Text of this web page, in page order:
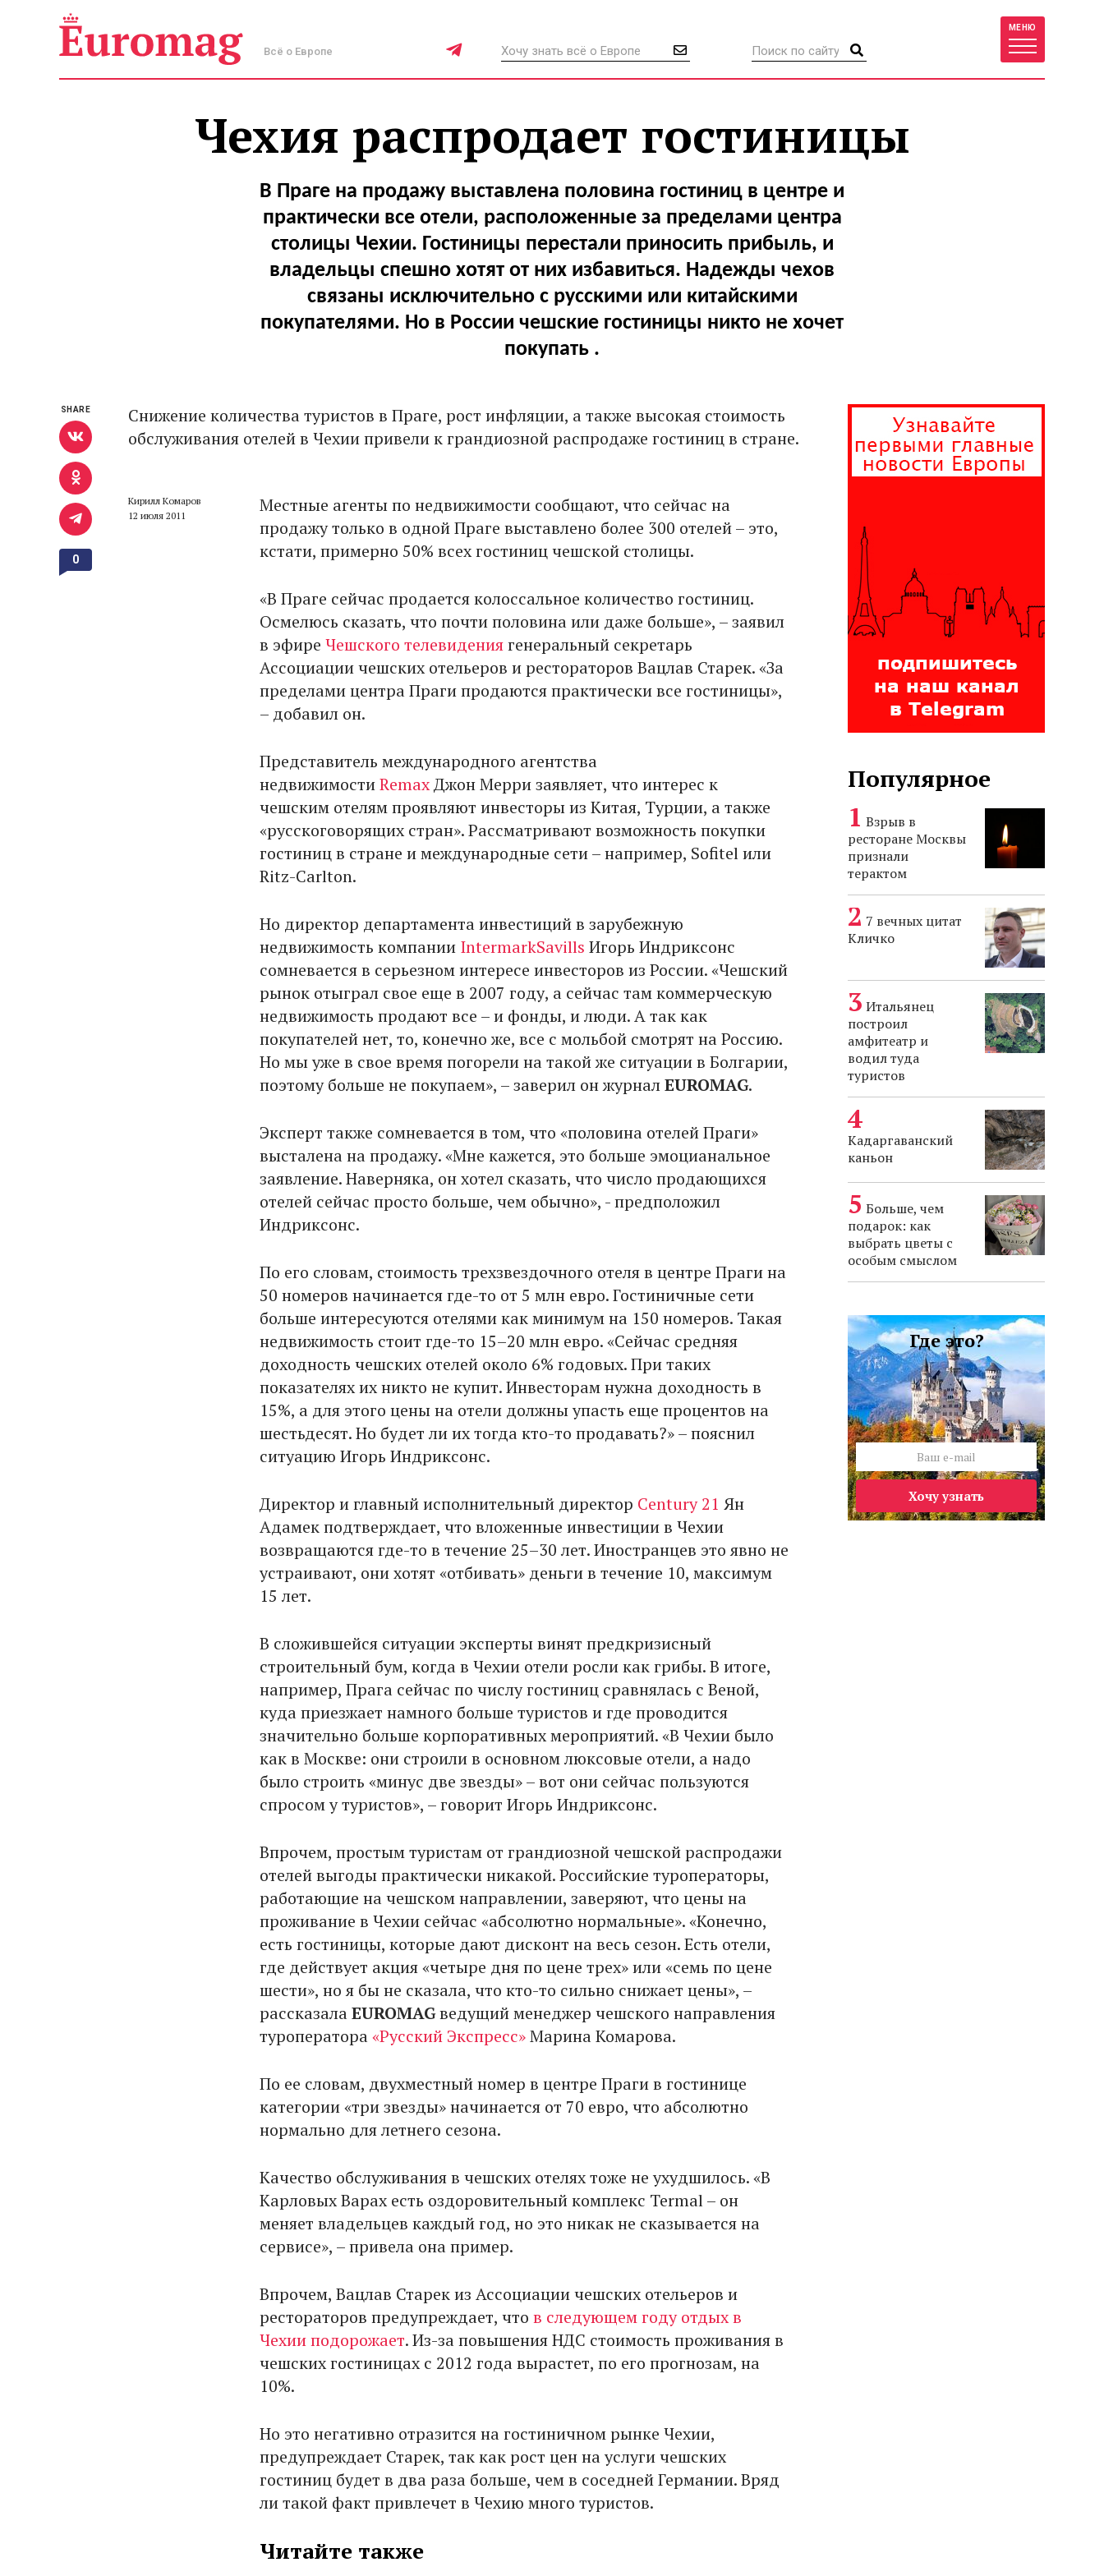
Всё о Европе
МЕНЮ
Чехия распродает гостиницы
В Праге на продажу выставлена половина гостиниц в центре и
практически все отели, расположенные за пределами центра
столицы Чехии. Гостиницы перестали приносить прибыль, и
владельцы спешно хотят от них избавиться. Надежды чехов
связаны исключительно с русскими или китайскими
покупателями. Но в России чешские гостиницы никто не хочет
покупать .
Снижение количества туристов в Праге, рост инфляции, а также высокая стоимость
обслуживания отелей в Чехии привели к грандиозной распродаже гостиниц в стране.
Кирилл Комаров
12 июля 2011
Местные агенты по недвижимости сообщают, что сейчас на
продажу только в одной Праге выставлено более 300 отелей – это,
кстати, примерно 50% всех гостиниц чешской столицы.
«В Праге сейчас продается колоссальное количество гостиниц.
Осмелюсь сказать, что почти половина или даже больше», – заявил
в эфире Чешского телевидениягенеральный секретарь
Ассоциации чешских отельеров и рестораторов Вацлав Старек. «За
пределами центра Праги продаются практически все гостиницы»,
– добавил он.
Представитель международного агентства
недвижимостиRemaxДжон Мерри заявляет, что интерес к
чешским отелям проявляют инвесторы из Китая, Турции, а также
«русскоговорящих стран». Рассматривают возможность покупки
гостиниц в стране и международные сети – например, Sofitel или
Ritz-Carlton.
Но директор департамента инвестиций в зарубежную
недвижимость компании IntermarkSavills Игорь Индриксонс
сомневается в серьезном интересе инвесторов из России. «Чешский
рынок отыграл свое еще в 2007 году, а сейчас там коммерческую
недвижимость продают все – и фонды, и люди. А так как
покупателей нет, то, конечно же, все с мольбой смотрят на Россию.
Но мы уже в свое время погорели на такой же ситуации в Болгарии,
поэтому больше не покупаем», – заверил он журналEUROMAG.
Эксперт также сомневается в том, что «половина отелей Праги»
высталена на продажу. «Мне кажется, это больше эмоцианальное
заявление. Наверняка, он хотел сказать, что число продающихся
отелей сейчас просто больше, чем обычно», - предположил
Индриксонс.
По его словам, стоимость трехзвездочного отеля в центре Праги на
50 номеров начинается где-то от 5 млн евро. Гостиничные сети
больше интересуются отелями как минимум на 150 номеров. Такая
недвижимость стоит где-то 15–20 млн евро. «Сейчас средняя
доходность чешских отелей около 6% годовых. При таких
показателях их никто не купит. Инвесторам нужна доходность в
15%, а для этого цены на отели должны упасть еще процентов на
шестьдесят. Но будет ли их тогда кто-то продавать?» – пояснил
ситуацию Игорь Индриксонс.
Директор и главный исполнительный директор Century 21 Ян
Адамек подтверждает, что вложенные инвестиции в Чехии
возвращаются где-то в течение 25–30 лет. Иностранцев это явно не
устраивают, они хотят «отбивать» деньги в течение 10, максимум
15 лет.
В сложившейся ситуации эксперты винят предкризисный
строительный бум, когда в Чехии отели росли как грибы. В итоге,
например, Прага сейчас по числу гостиниц сравнялась с Веной,
куда приезжает намного больше туристов и где проводится
значительно больше корпоративных мероприятий. «В Чехии было
как в Москве: они строили в основном люксовые отели, а надо
было строить «минус две звезды» – вот они сейчас пользуются
спросом у туристов», – говорит Игорь Индриксонс.
Впрочем, простым туристам от грандиозной чешской распродажи
отелей выгоды практически никакой. Российские туроператоры,
работающие на чешском направлении, заверяют, что цены на
проживание в Чехии сейчас «абсолютно нормальные». «Конечно,
есть гостиницы, которые дают дисконт на весь сезон. Есть отели,
где действует акция «четыре дня по цене трех» или «семь по цене
шести», но я бы не сказала, что кто-то сильно снижает цены», –
рассказалаEUROMAGведущий менеджер чешского направления
туроператора«Русский Экспресс»Марина Комарова.
По ее словам, двухместный номер в центре Праги в гостинице
категории «три звезды» начинается от 70 евро, что абсолютно
нормально для летнего сезона.
Качество обслуживания в чешских отелях тоже не ухудшилось. «В
Карловых Варах есть оздоровительный комплекс Termal – он
меняет владельцев каждый год, но это никак не сказывается на
сервисе», – привела она пример.
Впрочем, Вацлав Старек из Ассоциации чешских отельеров и
рестораторов предупреждает, что в следующем году отдых в
Чехии подорожает. Из-за повышения НДС стоимость проживания в
чешских гостиницах с 2012 года вырастет, по его прогнозам, на
10%.
Но это негативно отразится на гостиничном рынке Чехии,
предупреждает Старек, так как рост цен на услуги чешских
гостиниц будет в два раза больше, чем в соседней Германии. Вряд
ли такой факт привлечет в Чехию много туристов.
Читайте также
SHARE
0
Популярное
Взрыв в
ресторане Москвы
признали
терактом
7 вечных цитат
Кличко
Итальянец
построил
амфитеатр и
водил туда
туристов
Кадаргаванский
каньон
Больше, чем
подарок: как
выбрать цветы с
особым смыслом
Где это?
Хочу узнать